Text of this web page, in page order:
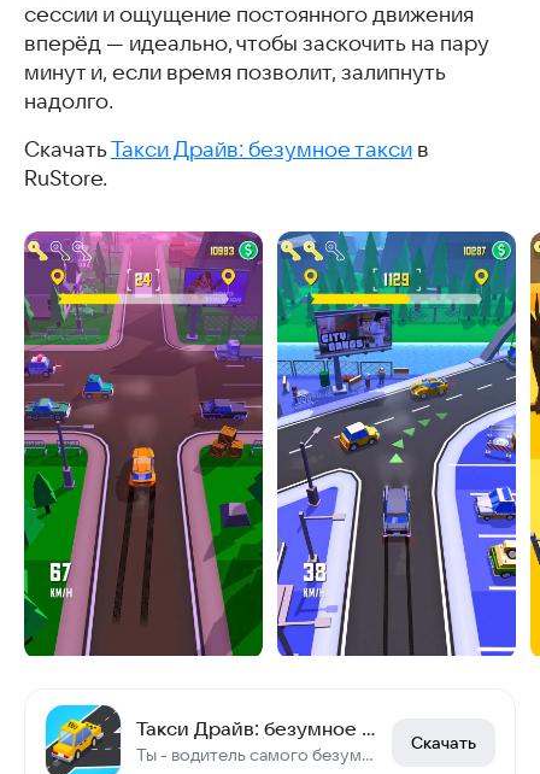
сессии и ощущение постоянного движения
вперёд — идеально, чтобы заскочить на пару
минут и, если время позволит, залипнуть
надолго.
СкачатьТакси Драйв: безумное такси в
RuStore.
Такси Драйв: безумное такси
Ты - водитель самого безумного такси в городе! Гони и не останавливайся!
Скачать